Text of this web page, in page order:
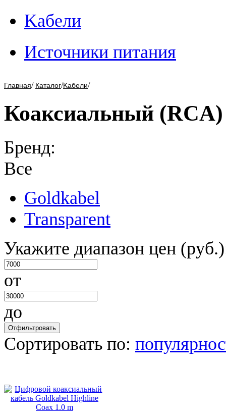
Kабели
Источники питания
Главная/ Каталог/Kабели/
Коаксиальный (RCA)
Бренд:
Все
Goldkabel
Transparent
Укажите диапазон цен
от
до
Сортировать по: